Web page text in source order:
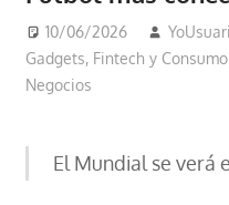
10/06/2026
Gadgets, Fintech y
Negocios
El Mundial se verá